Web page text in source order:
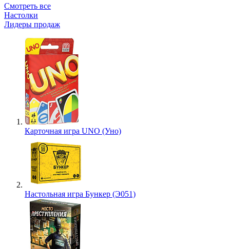
Смотреть все
Настолки
Лидеры продаж
Карточная игра UNO (Уно)
Настольная игра Бункер (Э051)